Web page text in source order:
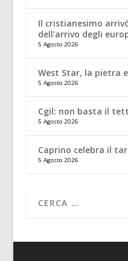
Il cristianesimo
dell’arrivo degli
5 Agosto 2026
West Star, la pietra
5 Agosto 2026
Cgil: non basta il
5 Agosto 2026
Caprino celebra il
5 Agosto 2026